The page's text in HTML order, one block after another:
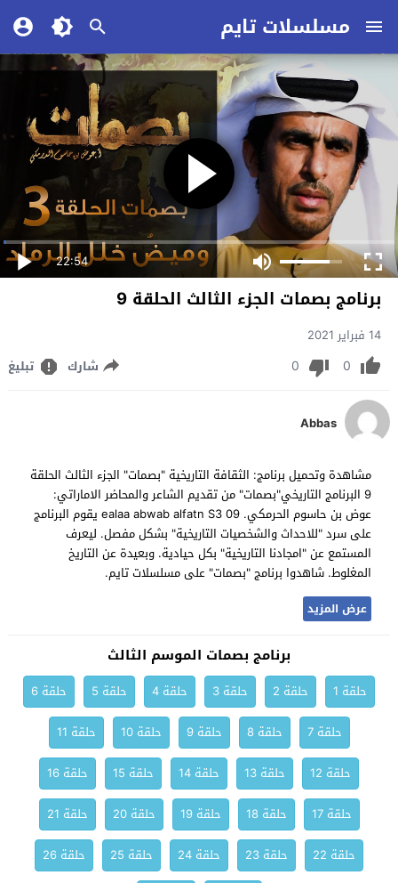
مسلسلات تايم
22:54
برنامج بصمات الجزء الثالث الحلقة 9
14 فبراير 2021
0
0 شارك تبليغ
Abbas
مشاهدة وتحميل برنامج: الثقافة التاريخية "بصمات" الجزء الثالث الحلقة
9 البرنامج التاريخي"بصمات" من تقديم الشاعر والمحاضر الاماراتي:
عوض بن حاسوم الحرمكي. ealaa abwab alfatn S3 09 يقوم البرنامج
على سرد "للاحداث والشخصيات التاريخية" بشكل مفصل. ليعرف
المستمع عن "امجادنا التاريخية" بكل حيادية. وبعيدة عن التاريخ
المغلوط. شاهدوا برنامج "بصمات" على مسلسلات تايم.
عرض المزيد
برنامج بصمات الموسم الثالث
حلقة 1 حلقة 2 حلقة 3 حلقة 4 حلقة 5
حلقة 6
حلقة 7
حلقة 8 حلقة 9 حلقة 10
حلقة 11
حلقة 12
حلقة 13 حلقة 14 حلقة 15
حلقة 16
حلقة 17
حلقة 18 حلقة 19 حلقة 20
حلقة 21
حلقة 22
حلقة 23 حلقة 24 حلقة 25
حلقة 26